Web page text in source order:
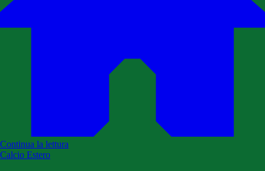
Continua la lettura
Calcio Estero